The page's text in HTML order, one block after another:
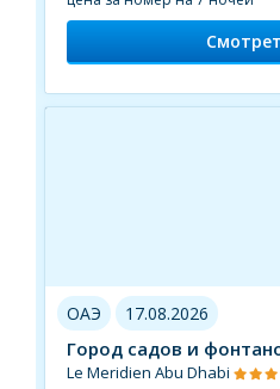
ОАЭ 17.08.2026
Город садов и
Le Meridien Abu Dhabi